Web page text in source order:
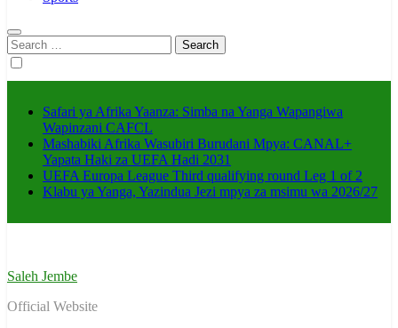
Search
for:
Safari ya Afrika Yaanza: Simba na Yanga Wapangiwa
Wapinzani CAFCL
Mashabiki Afrika Wasubiri Burudani Mpya: CANAL+
Yapata Haki za UEFA Hadi 2031
UEFA Europa League Third qualifying round Leg 1 of 2
Klabu ya Yanga, Yazindua Jezi mpya za msimu wa 2026/27
Saleh Jembe
Official Website